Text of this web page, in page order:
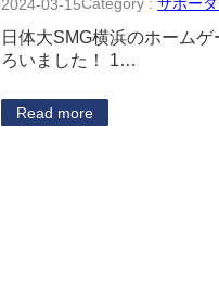
2024-03-15Category :サポー
日体大SMG横浜のホーム
ろいました！ 1…
Read more